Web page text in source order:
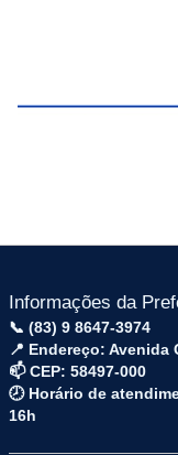
Informações da
📞 (83) 9 8647-3974
📍 Endereço: Avenida
📫 CEP: 58497-000
🕗 Horário de
16h